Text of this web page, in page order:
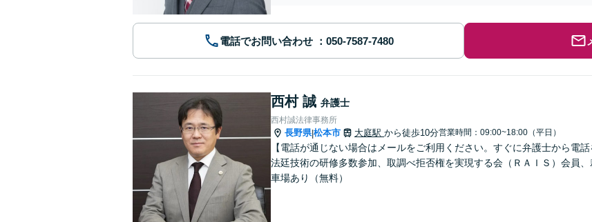
電話でお問い合わせ
西村 誠 弁護士
西村誠法律事務所
長野県|松本市 大庭駅 から徒歩10分営業時間：09:00~18:00（平日）
【電話が通じない場合はメールをご利用ください。すぐに弁護士から電
法廷技術の研修多数参加、取調べ拒否権を実現する会（ＲＡＩＳ）会員
車場あり（無料）